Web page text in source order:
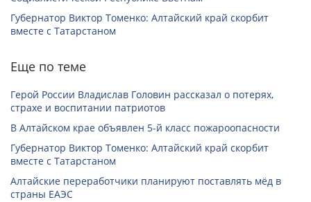
Губернатор Виктор Томенко: Алтайский край скорбит
вместе с Татарстаном
Еще по теме
Герой России Владислав Головин рассказал о потерях,
страхе и воспитании патриотов
В Алтайском крае объявлен 5-й класс пожароопасности
Губернатор Виктор Томенко: Алтайский край скорбит
вместе с Татарстаном
Алтайские переработчики планируют поставлять мёд в
страны ЕАЭС